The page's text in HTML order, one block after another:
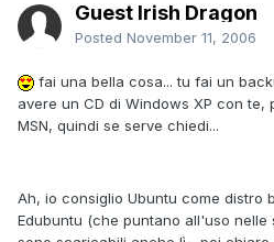
Guest Irish Dragon
Posted November 11, 2006
fai una bella cosa... tu fai un
avere un CD di Windows XP con te,
MSN, quindi se serve chiedi...
Ah, io consiglio Ubuntu come distro
Edubuntu (che puntano all'uso nelle